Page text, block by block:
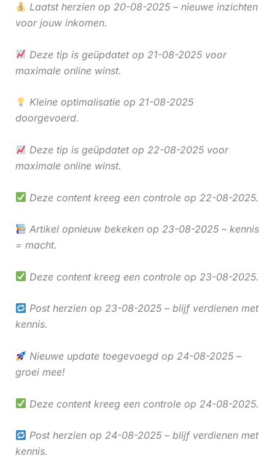
Laatst herzien op 20-08-2025 – nieuwe inzichten
voor jouw inkomen.
Deze tip is geüpdatet op 21-08-2025 voor
maximale online winst.
Kleine optimalisatie op 21-08-2025
doorgevoerd.
Deze tip is geüpdatet op 22-08-2025 voor
maximale online winst.
Deze content kreeg een controle op 22-08-2025.
Artikel opnieuw bekeken op 23-08-2025 – kennis
= macht.
Deze content kreeg een controle op 23-08-2025.
Post herzien op 23-08-2025 – blijf verdienen met
kennis.
Nieuwe update toegevoegd op 24-08-2025 –
groei mee!
Deze content kreeg een controle op 24-08-2025.
Post herzien op 24-08-2025 – blijf verdienen met
kennis.